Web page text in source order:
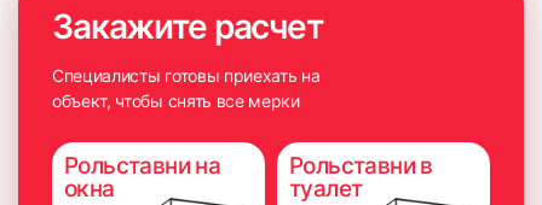
Закажите расчет
Специалисты готовы приехать на
объект, чтобы снять все мерки
Рольставни на
окна
Рольставни в
туалет